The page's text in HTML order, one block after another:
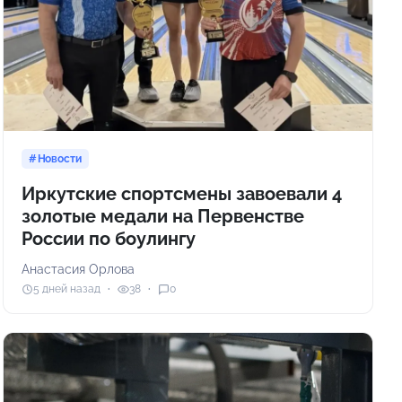
Новости
Иркутские спортсмены завоевали 4
золотые медали на Первенстве
России по боулингу
Анастасия Орлова
5 дней назад 38 0